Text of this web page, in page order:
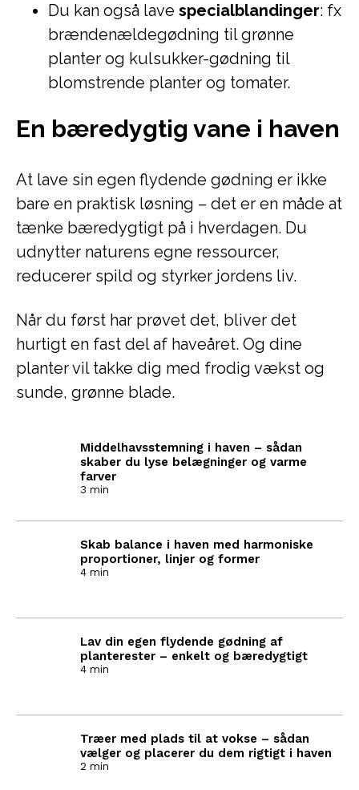
Du kan også lave specialblandinger: fx
brændenældegødning til grønne
planter og kulsukker-gødning til
blomstrende planter og tomater.
En bæredygtig vane i haven
At lave sin egen flydende gødning er ikke
bare en praktisk løsning – det er en måde at
tænke bæredygtigt på i hverdagen. Du
udnytter naturens egne ressourcer,
reducerer spild og styrker jordens liv.
Når du først har prøvet det, bliver det
hurtigt en fast del af haveåret. Og dine
planter vil takke dig med frodig vækst og
sunde, grønne blade.
Middelhavsstemning i haven – sådan
skaber du lyse belægninger og varme
farver
3 min
Skab balance i haven med harmoniske
proportioner, linjer og former
4 min
Lav din egen flydende gødning af
planterester – enkelt og bæredygtigt
4 min
Træer med plads til at vokse – sådan
vælger og placerer du dem rigtigt i haven
2 min